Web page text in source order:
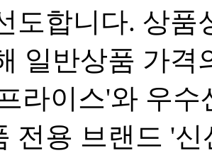
도합니다. 상품
일반상품 가격
라이스'와 우
전용 브랜드 '